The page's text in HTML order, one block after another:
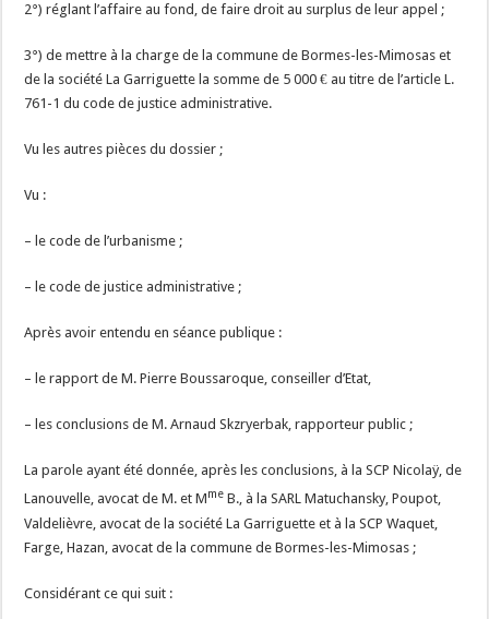
2°) réglant l’affaire au fond, de faire droit au surplus de leur appel ;
3°) de mettre à la charge de la commune de Bormes-les-Mimosas et
de la société La Garriguette la somme de 5 000 € au titre de l’article L.
761-1 du code de justice administrative.
Vu les autres pièces du dossier ;
Vu :
– le code de l’urbanisme ;
– le code de justice administrative ;
Après avoir entendu en séance publique :
– le rapport de M. Pierre Boussaroque, conseiller d’Etat,
– les conclusions de M. Arnaud Skzryerbak, rapporteur public ;
La parole ayant été donnée, après les conclusions, à la SCP Nicolaÿ, de
Lanouvelle, avocat de M. et Mme B., à la SARL Matuchansky, Poupot,
Valdelièvre, avocat de la société La Garriguette et à la SCP Waquet,
Farge, Hazan, avocat de la commune de Bormes-les-Mimosas ;
Considérant ce qui suit :